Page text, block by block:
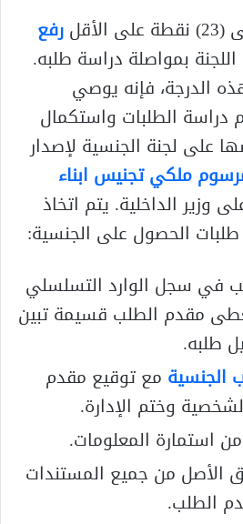
رفع
بمواصلة دراسة طلبه.
الدرجة، فإنه يوصي
دراسة الطلبات واستكمال
على لجنة الجنسية لإصدار
ملكي تجنيس ابناء
وزير الداخلية. يتم اتخاذ
طلبات الحصول على الجنسية:
في سجل الوارد التسلسلي
مقدم الطلب قسيمة تبين
طلبه.
الجنسية مع توقيع مقدم
وختم الإدارة.
استمارة المعلومات.
الأصل من جميع المستندات
الطلب.